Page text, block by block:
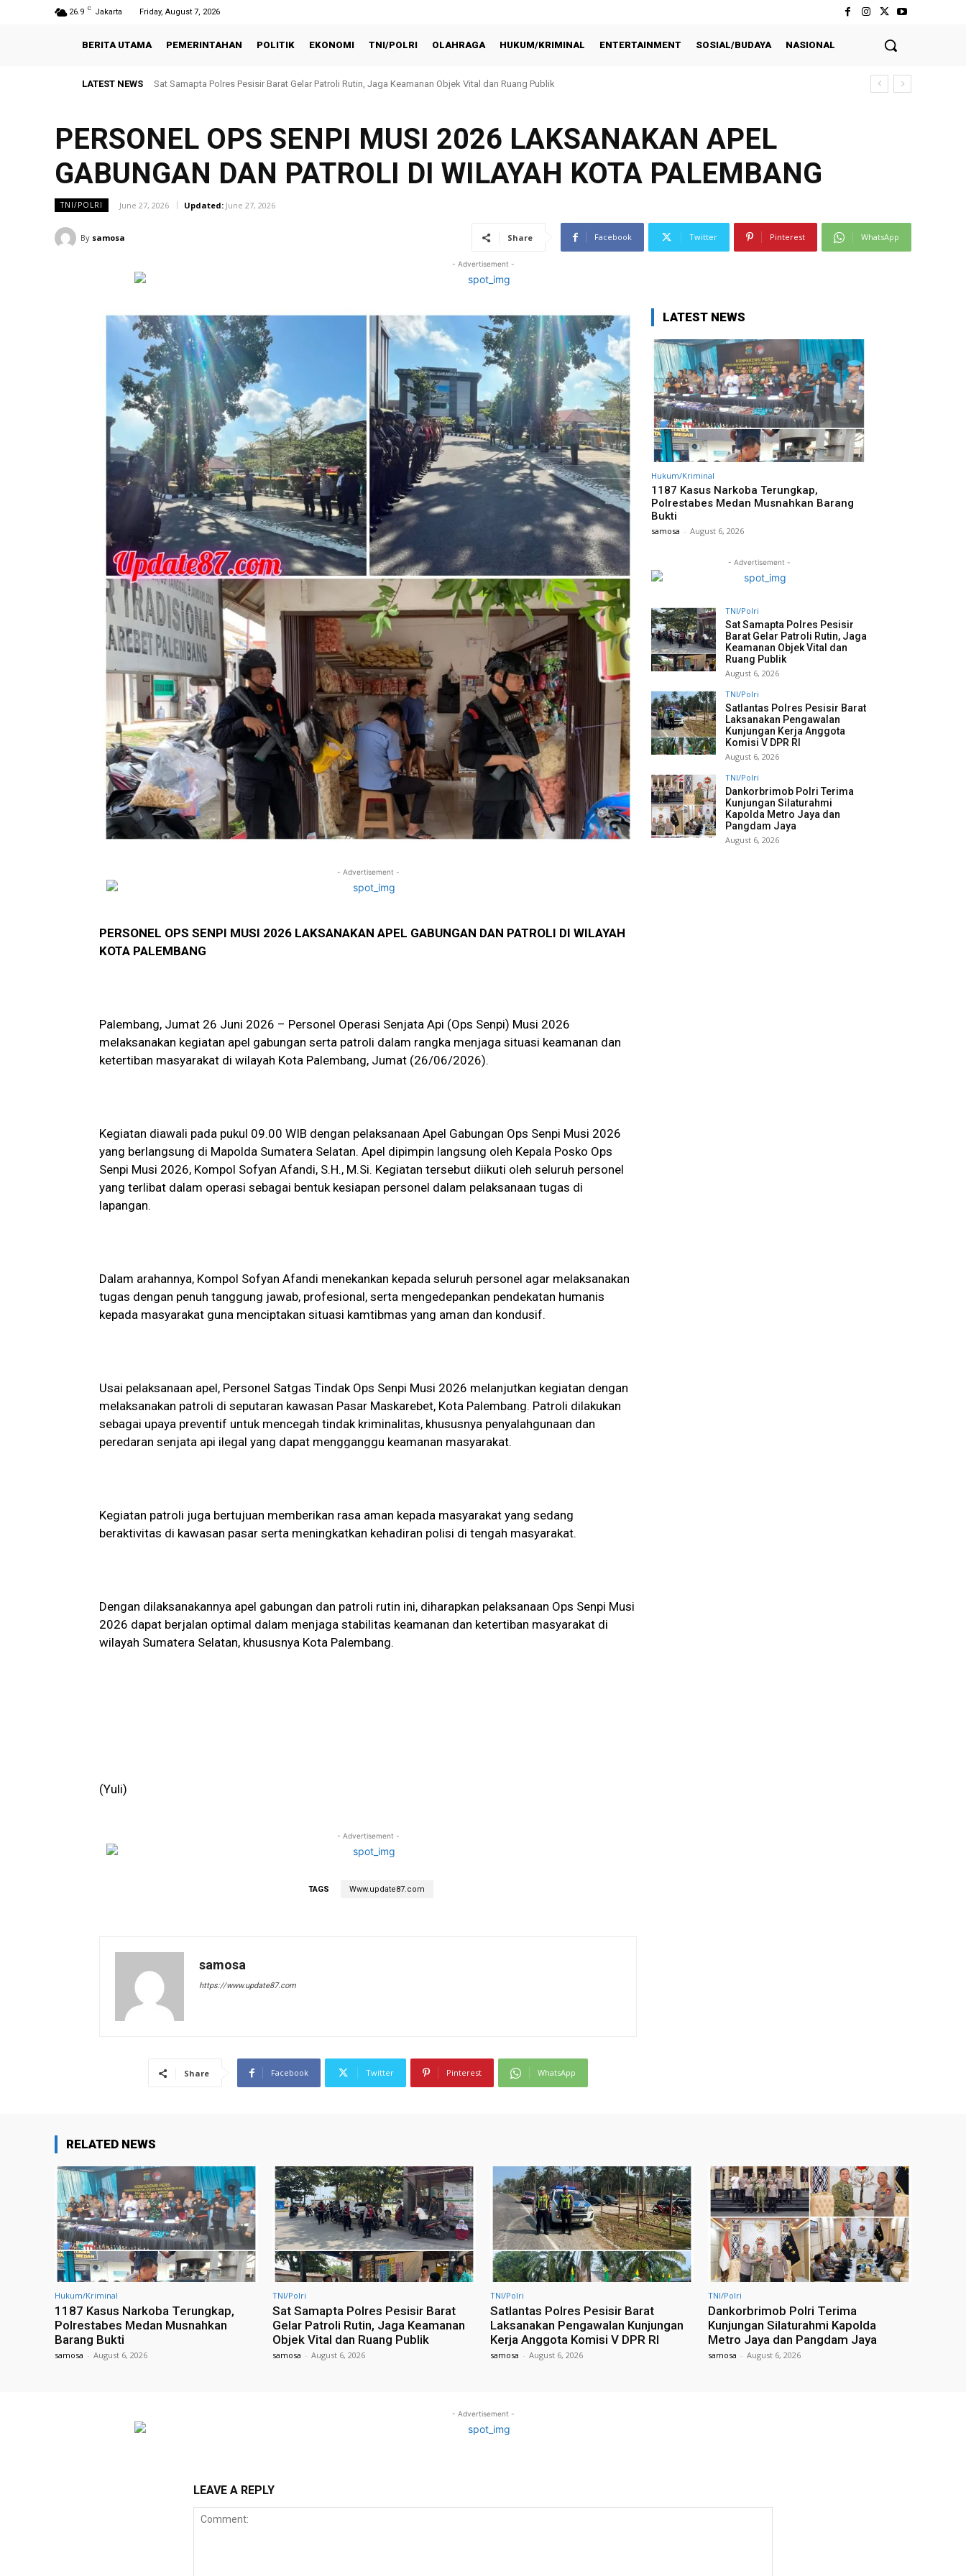
26.9 C Jakarta Friday, August 7, 2026
BERITA UTAMA PEMERINTAHAN POLITIK EKONOMI TNI/POLRI OLAHRAGA HUKUM/KRIMINAL ENTERTAINMENT SOSIAL/BUDAYA NASIONAL
LATEST NEWS Sat Samapta Polres Pesisir Barat Gelar Patroli Rutin, Jaga Keamanan Objek Vital dan Ruang Publik
Satlantas Polres Pesisir Barat Laksanakan Pengawalan Kunjungan Kerja Anggota Komisi V DPR RI
PERSONEL OPS SENPI MUSI 2026 LAKSANAKAN APEL
GABUNGAN DAN PATROLI DI WILAYAH KOTA PALEMBANG
TNI/POLRI June 27, 2026 Updated: June 27, 2026
By samosa Share Facebook Twitter Pinterest WhatsApp
- Advertisement -
- Advertisement -
PERSONEL OPS SENPI MUSI 2026 LAKSANAKAN APEL GABUNGAN DAN PATROLI DI WILAYAH
KOTA PALEMBANG
Palembang, Jumat 26 Juni 2026 – Personel Operasi Senjata Api (Ops Senpi) Musi 2026
melaksanakan kegiatan apel gabungan serta patroli dalam rangka menjaga situasi keamanan dan
ketertiban masyarakat di wilayah Kota Palembang, Jumat (26/06/2026).
Kegiatan diawali pada pukul 09.00 WIB dengan pelaksanaan Apel Gabungan Ops Senpi Musi 2026
yang berlangsung di Mapolda Sumatera Selatan. Apel dipimpin langsung oleh Kepala Posko Ops
Senpi Musi 2026, Kompol Sofyan Afandi, S.H., M.Si. Kegiatan tersebut diikuti oleh seluruh personel
yang terlibat dalam operasi sebagai bentuk kesiapan personel dalam pelaksanaan tugas di
lapangan.
Dalam arahannya, Kompol Sofyan Afandi menekankan kepada seluruh personel agar melaksanakan
tugas dengan penuh tanggung jawab, profesional, serta mengedepankan pendekatan humanis
kepada masyarakat guna menciptakan situasi kamtibmas yang aman dan kondusif.
Usai pelaksanaan apel, Personel Satgas Tindak Ops Senpi Musi 2026 melanjutkan kegiatan dengan
melaksanakan patroli di seputaran kawasan Pasar Maskarebet, Kota Palembang. Patroli dilakukan
sebagai upaya preventif untuk mencegah tindak kriminalitas, khususnya penyalahgunaan dan
peredaran senjata api ilegal yang dapat mengganggu keamanan masyarakat.
Kegiatan patroli juga bertujuan memberikan rasa aman kepada masyarakat yang sedang
beraktivitas di kawasan pasar serta meningkatkan kehadiran polisi di tengah masyarakat.
Dengan dilaksanakannya apel gabungan dan patroli rutin ini, diharapkan pelaksanaan Ops Senpi Musi
2026 dapat berjalan optimal dalam menjaga stabilitas keamanan dan ketertiban masyarakat di
wilayah Sumatera Selatan, khususnya Kota Palembang.
(Yuli)
- Advertisement -
TAGS Www.update87.com
samosa
https://www.update87.com
Share Facebook Twitter Pinterest WhatsApp
LATEST NEWS
Hukum/Kriminal
1187 Kasus Narkoba Terungkap,
Polrestabes Medan Musnahkan Barang
Bukti
samosa - August 6, 2026
- Advertisement -
TNI/Polri
Sat Samapta Polres Pesisir
Barat Gelar Patroli Rutin, Jaga
Keamanan Objek Vital dan
Ruang Publik
August 6, 2026
TNI/Polri
Satlantas Polres Pesisir Barat
Laksanakan Pengawalan
Kunjungan Kerja Anggota
Komisi V DPR RI
August 6, 2026
TNI/Polri
Dankorbrimob Polri Terima
Kunjungan Silaturahmi
Kapolda Metro Jaya dan
Pangdam Jaya
August 6, 2026
RELATED NEWS
Hukum/Kriminal
1187 Kasus Narkoba Terungkap,
Polrestabes Medan Musnahkan
Barang Bukti
samosa - August 6, 2026
TNI/Polri
Sat Samapta Polres Pesisir Barat
Gelar Patroli Rutin, Jaga Keamanan
Objek Vital dan Ruang Publik
samosa - August 6, 2026
TNI/Polri
Satlantas Polres Pesisir Barat
Laksanakan Pengawalan Kunjungan
Kerja Anggota Komisi V DPR RI
samosa - August 6, 2026
TNI/Polri
Dankorbrimob Polri Terima
Kunjungan Silaturahmi Kapolda
Metro Jaya dan Pangdam Jaya
samosa - August 6, 2026
- Advertisement -
LEAVE A REPLY